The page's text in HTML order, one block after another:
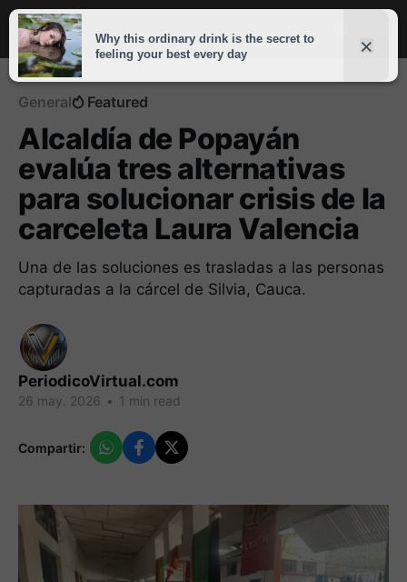
General Featured
Alcaldía de Popayán
evalúa tres alternativas
para solucionar crisis de la
carceleta Laura Valencia
Una de las soluciones es trasladas a las personas
capturadas a la cárcel de Silvia, Cauca.
PeriodicoVirtual.com
26 may. 2026 • 1 min read
Compartir: